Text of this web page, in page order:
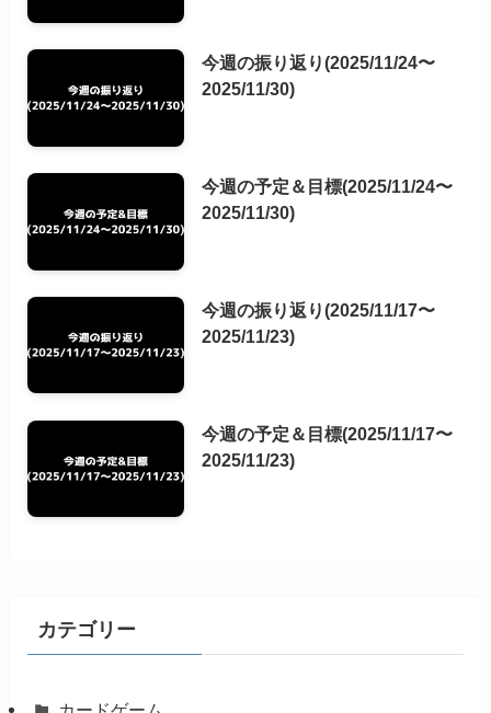
今週の振り返り(2025/11/24〜
2025/11/30)
今週の予定＆目標(2025/11/24〜
2025/11/30)
今週の振り返り(2025/11/17〜
2025/11/23)
今週の予定＆目標(2025/11/17〜
2025/11/23)
カテゴリー